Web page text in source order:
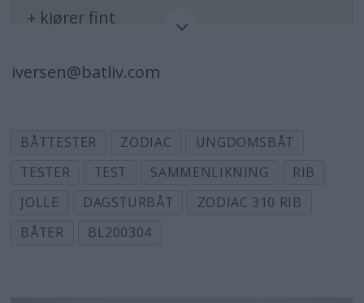
+ kjører fint
+ bra finish
– dyrest
– høyest vekt
iversen@batliv.com
BÅTTESTER ZODIAC
UNGDOMSBÅT
TESTER
TEST SAMMENLIKNING
RIB
JOLLE
DAGSTURBÅT
ZODIAC 310 RIB
BÅTER
BL200304